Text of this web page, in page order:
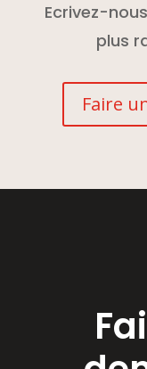
Ecrivez-
plus
Faire